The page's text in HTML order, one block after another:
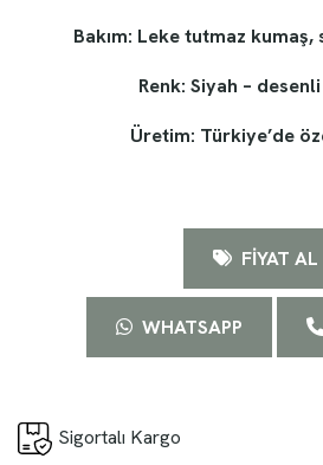
Bakım: Leke tutmaz
Renk: Siyah –
Üretim: Türkiye’de
FİYAT AL
WHATSAPP
Sigortalı Kargo